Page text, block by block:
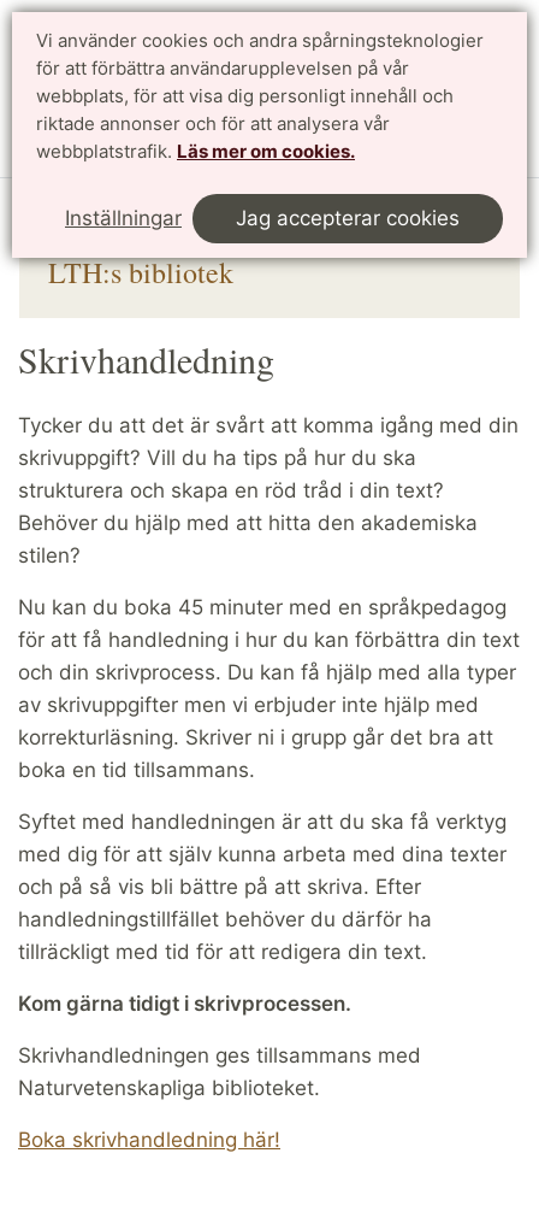
Vi använder cookies och andra spårningsteknologier
för att förbättra användarupplevelsen på vår
webbplats, för att visa dig personligt innehåll och
riktade annonser och för att analysera vår
webbplatstrafik. Läs mer om cookies.
Inställningar Jag accepterar cookies
Sök
Skriva & presentera Skrivhandledning
LTH:s bibliotek
Skrivhandledning
Tycker du att det är svårt att komma igång med din
skrivuppgift? Vill du ha tips på hur du ska
strukturera och skapa en röd tråd i din text?
Behöver du hjälp med att hitta den akademiska
stilen?
Nu kan du boka 45 minuter med en språkpedagog
för att få handledning i hur du kan förbättra din text
och din skrivprocess. Du kan få hjälp med alla typer
av skrivuppgifter men vi erbjuder inte hjälp med
korrekturläsning. Skriver ni i grupp går det bra att
boka en tid tillsammans.
Syftet med handledningen är att du ska få verktyg
med dig för att själv kunna arbeta med dina texter
och på så vis bli bättre på att skriva. Efter
handledningstillfället behöver du därför ha
tillräckligt med tid för att redigera din text.
Kom gärna tidigt i skrivprocessen.
Skrivhandledningen ges tillsammans med
Naturvetenskapliga biblioteket.
Boka skrivhandledning här!